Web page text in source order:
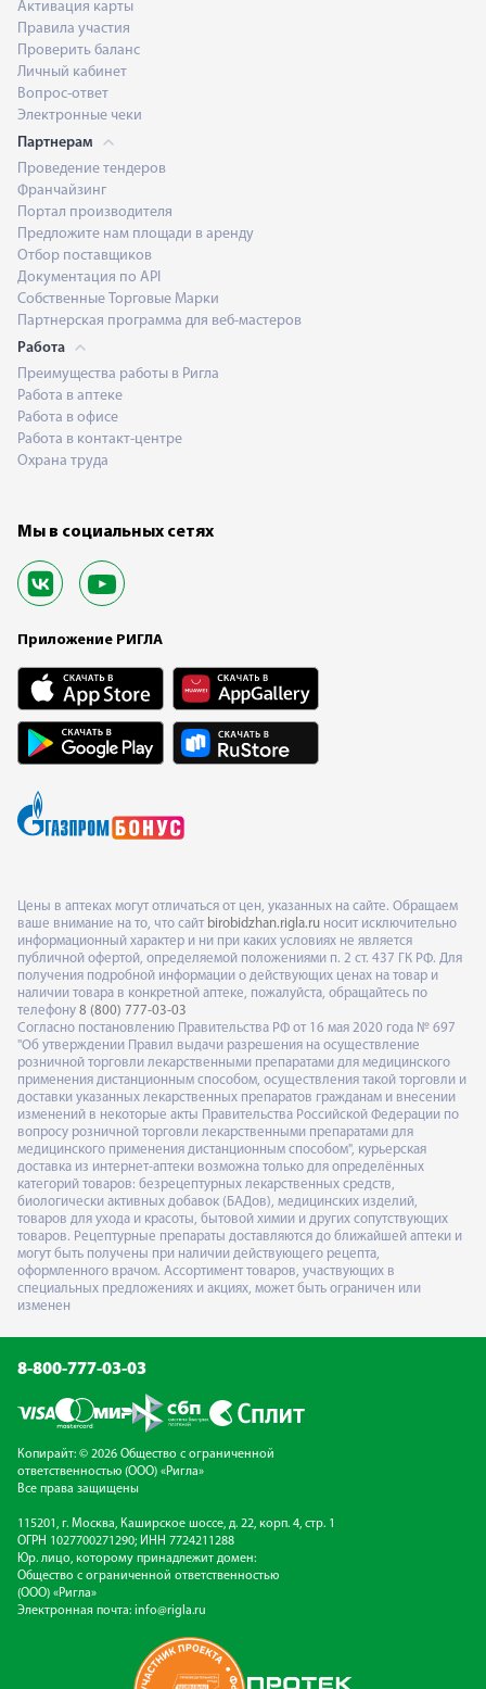
Активация карты
Правила участия
Проверить баланс
Личный кабинет
Вопрос-ответ
Электронные чеки
Партнерам
Проведение тендеров
Франчайзинг
Портал производителя
Предложите нам площади в аренду
Отбор поставщиков
Документация по API
Собственные Торговые Марки
Партнерская программа для веб-мастеров
Работа
Преимущества работы в Ригла
Работа в аптеке
Работа в офисе
Работа в контакт-центре
Охрана труда
Мы в социальных сетях
Приложение РИГЛА
Цены в аптеках могут отличаться от цен, указанных на сайте. Обращаем
ваше внимание на то, что сайт birobidzhan.rigla.ru носит исключительно
информационный характер и ни при каких условиях не является
публичной офертой, определяемой положениями п. 2 ст. 437 ГК РФ. Для
получения подробной информации о действующих ценах на товар и
наличии товара в конкретной аптеке, пожалуйста, обращайтесь по
телефону 8 (800) 777-03-03
Согласно постановлению Правительства РФ от 16 мая 2020 года № 697
"Об утверждении Правил выдачи разрешения на осуществление
розничной торговли лекарственными препаратами для медицинского
применения дистанционным способом, осуществления такой торговли и
доставки указанных лекарственных препаратов гражданам и внесении
изменений в некоторые акты Правительства Российской Федерации по
вопросу розничной торговли лекарственными препаратами для
медицинского применения дистанционным способом", курьерская
доставка из интернет-аптеки возможна только для определённых
категорий товаров: безрецептурных лекарственных средств,
биологически активных добавок (БАДов), медицинских изделий,
товаров для ухода и красоты, бытовой химии и других сопутствующих
товаров. Рецептурные препараты доставляются до ближайшей аптеки и
могут быть получены при наличии действующего рецепта,
оформленного врачом. Ассортимент товаров, участвующих в
специальных предложениях и акциях, может быть ограничен или
изменен
8-800-777-03-03
Копирайт: © 2026 Общество с ограниченной
ответственностью (ООО) «Ригла»
Все права защищены
115201, г. Москва, Каширское шоссе, д. 22, корп. 4, стр. 1
ОГРН 1027700271290; ИНН 7724211288
Юр. лицо, которому принадлежит домен:
Общество с ограниченной ответственностью
(ООО) «Ригла»
Электронная почта: info@rigla.ru